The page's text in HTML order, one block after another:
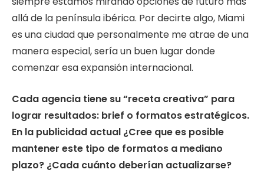
allá de la península ibérica. Por decirte algo, Miami
es una ciudad que personalmente me atrae de una
manera especial, sería un buen lugar donde
comenzar esa expansión internacional.
Cada agencia tiene su “receta creativa” para
lograr resultados: brief o formatos estratégicos.
En la publicidad actual ¿Cree que es posible
mantener este tipo de formatos a mediano
plazo? ¿Cada cuánto deberían actualizarse?